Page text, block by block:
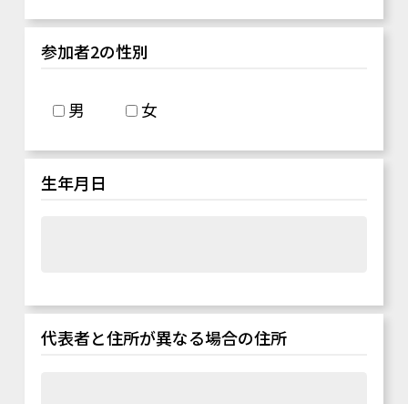
参加者2の性別
男 女
生年月日
代表者と住所が異なる場合の住所